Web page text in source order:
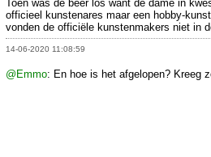
Toen was de beer los want de dame in
officieel kunstenares maar een hobby-
vonden de officiële kunstenmakers niet in
14-06-2020 11:08:59
@Emmo: En hoe is het afgelopen? Kreeg